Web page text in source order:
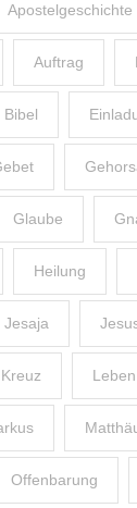
Apostelgeschichte
Auftrag
Bibel
Glaube
Heilung
Jesaja
Kreuz Leben
Offenbarung